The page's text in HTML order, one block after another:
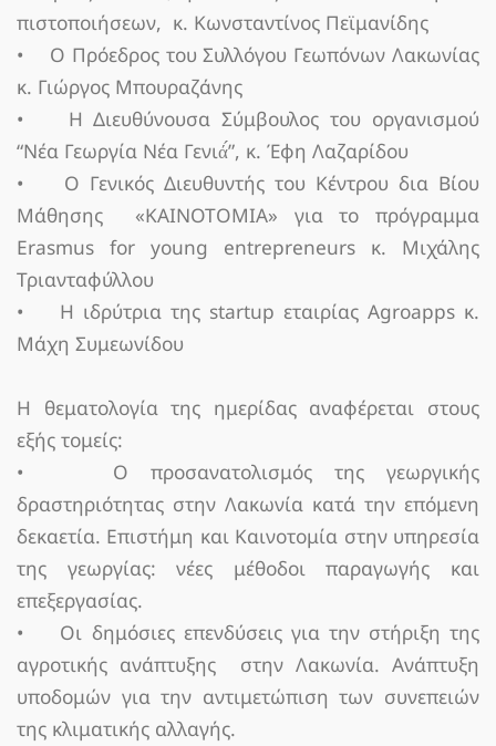
πιστοποιήσεων, κ. Κωνσταντίνος Πεϊμανίδης
• Ο Πρόεδρος του Συλλόγου Γεωπόνων Λακωνίας
κ. Γιώργος Μπουραζάνης
• Η Διευθύνουσα Σύμβουλος του οργανισμού
“Νέα Γεωργία Νέα Γενιά́”, κ. Έφη Λαζαρίδου
• Ο Γενικός Διευθυντής του Κέντρου δια Βίου
Μάθησης «ΚΑΙΝΟΤΟΜΙΑ» για το πρόγραμμα
Erasmus for young entrepreneurs κ. Μιχάλης
Τριανταφύλλου
• Η ιδρύτρια της startup εταιρίας Agroapps κ.
Μάχη Συμεωνίδου
Η θεματολογία της ημερίδας αναφέρεται στους
εξής τομείς:
• Ο προσανατολισμός της γεωργικής
δραστηριότητας στην Λακωνία κατά την επόμενη
δεκαετία. Επιστήμη και Καινοτομία στην υπηρεσία
της γεωργίας: νέες μέθοδοι παραγωγής και
επεξεργασίας.
• Οι δημόσιες επενδύσεις για την στήριξη της
αγροτικής ανάπτυξης στην Λακωνία. Ανάπτυξη
υποδομών για την αντιμετώπιση των συνεπειών
της κλιματικής αλλαγής.